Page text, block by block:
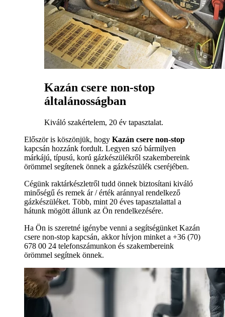
Kazán csere non-stop
általánosságban
Kiváló szakértelem, 20 év tapasztalat.
Először is köszönjük, hogy Kazán csere non-stop
kapcsán hozzánk fordult. Legyen szó bármilyen
márkájú, típusú, korú gázkészülékről szakembereink
örömmel segítenek önnek a gázkészülék cseréjében.
Cégünk raktárkészletről tudd önnek biztosítani kiváló
minőségű és remek ár / érték aránnyal rendelkező
gázkészüléket. Több, mint 20 éves tapasztalattal a
hátunk mögött állunk az Ön rendelkezésére.
Ha Ön is szeretné igénybe venni a segítségünket Kazán
csere non-stop kapcsán, akkor hívjon minket a +36 (70)
678 00 24 telefonszámunkon és szakembereink
örömmel segítnek önnek.